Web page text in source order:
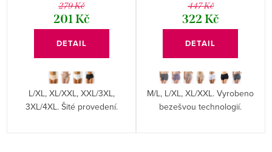
279 Kč
201 Kč
DETAIL
L/XL, XL/XXL, XXL/3XL,
3XL/4XL. Šité provedení.
447 Kč
322 Kč
DETAIL
M/L, L/XL, XL/XXL. Vyrobeno
bezešvou technologií.